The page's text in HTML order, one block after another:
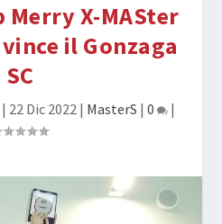
X-MASter
il Gonzaga
SC
| 22 Dic 2022 | MasterS | 0 |